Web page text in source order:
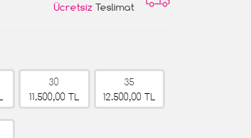
Ücretsiz Teslimat
30
11.500,00 TL
35
12.500,00 TL